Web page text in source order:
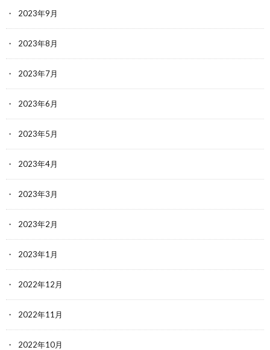
2023年9月
2023年8月
2023年7月
2023年6月
2023年5月
2023年4月
2023年3月
2023年2月
2023年1月
2022年12月
2022年11月
2022年10月